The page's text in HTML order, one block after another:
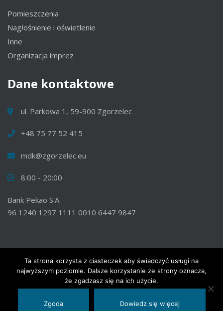
Pomieszczenia
Nagłośnienie i oświetlenie
Inne
Organizacja imprez
Dane kontaktowe
ul. Parkowa 1, 59-900 Zgorzelec
+48 75 77 52 415
mdk@zgorzelec.eu
8:00 - 20:00
Bank Pekao S.A.
96 1240 1297 1111 0010 6447 9847
© 2020 Wszelkie prawa zastrzeżone. Miejski Dom Kultury w
Zgorzelcu.
Ta strona korzysta z ciasteczek aby świadczyć usługi na
najwyższym poziomie. Dalsze korzystanie ze strony oznacza,
że zgadzasz się na ich użycie.
Zgoda Dowiedz się więcej